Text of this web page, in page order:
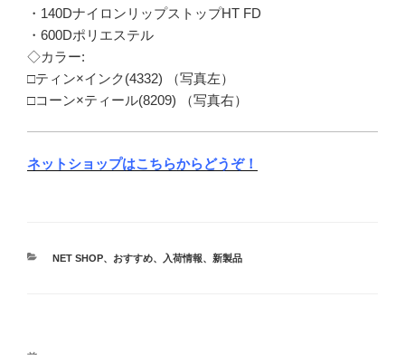
・140DナイロンリップストップHT FD
・600Dポリエステル
◇カラー:
□ティン×インク(4332) （写真左）
□コーン×ティール(8209) （写真右）
ネットショップはこちらからどうぞ！
カ
NET SHOP、 おすすめ、 入荷情報、 新製品
投